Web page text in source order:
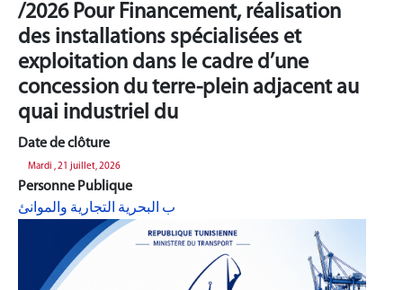
/2026 Pour Financement, réalisation
des installations spécialisées et
exploitation dans le cadre d’une
concession du terre-plein adjacent au
quai industriel du
Date de clôture
Mardi , 21 juillet, 2026
Personne Publique
ب البحرية التجارية والموانئ